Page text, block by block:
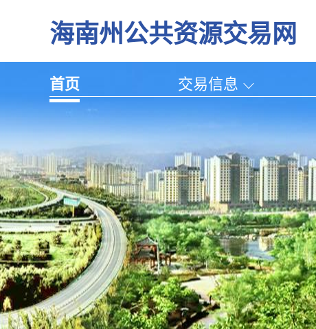
海南州公共资源交易网
首页 交易信息